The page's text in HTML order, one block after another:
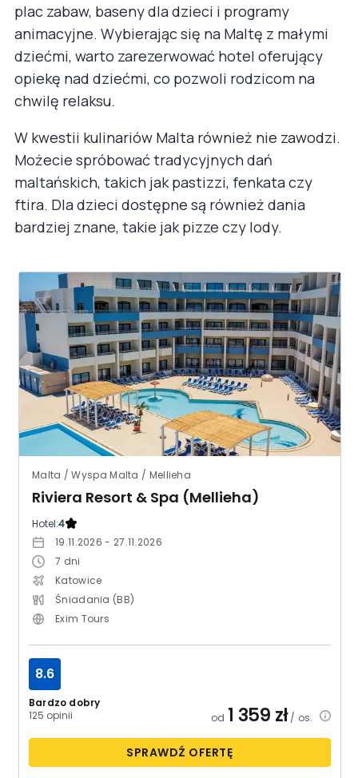
plac zabaw, baseny dla dzieci i programy
animacyjne. Wybierając się na Maltę z małymi
dziećmi, warto zarezerwować hotel oferujący
opiekę nad dziećmi, co pozwoli rodzicom na
chwilę relaksu.
W kwestii kulinariów Malta również nie zawodzi.
Możecie spróbować tradycyjnych dań
maltańskich, takich jak pastizzi, fenkata czy
ftira. Dla dzieci dostępne są również dania
bardziej znane, takie jak pizze czy lody.
Malta / Wyspa Malta / Mellieha
Riviera Resort & Spa (Mellieha)
Hotel:4
19.11.2026 - 27.11.2026
7 dni
Katowice
Śniadania (BB)
Exim Tours
Bardzo dobry
125 opinii
8.6
od 1 359 zł/ os.
SPRAWDŹ OFERTĘ